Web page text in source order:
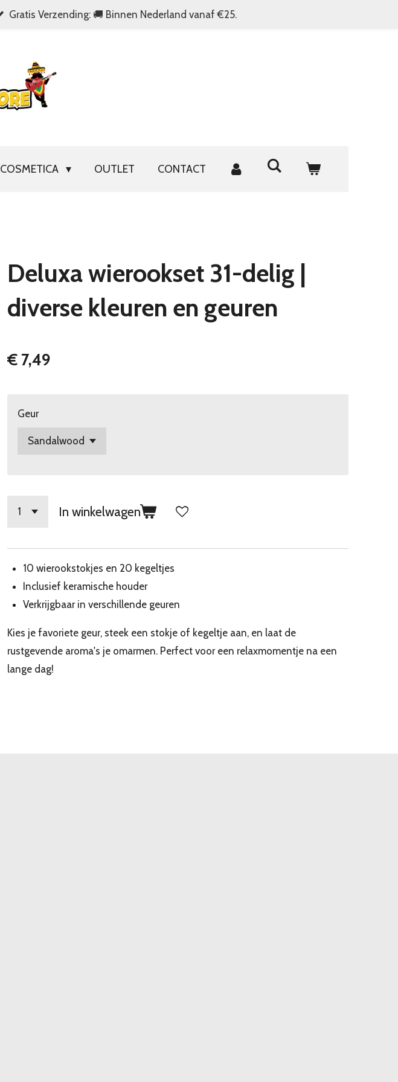
Gratis Verzending: 🚚 Binnen Nederland vanaf €25.
COSMETICA OUTLET CONTACT
Deluxa wierookset 31-delig |
diverse kleuren en geuren
€ 7,49
Geur
In winkelwagen
10 wierookstokjes en 20 kegeltjes
Inclusief keramische houder
Verkrijgbaar in verschillende geuren
Kies je favoriete geur, steek een stokje of kegeltje aan, en laat de
rustgevende aroma's je omarmen. Perfect voor een relaxmomentje na een
lange dag!